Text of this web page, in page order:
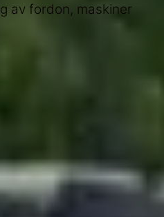
av fordon, maskiner